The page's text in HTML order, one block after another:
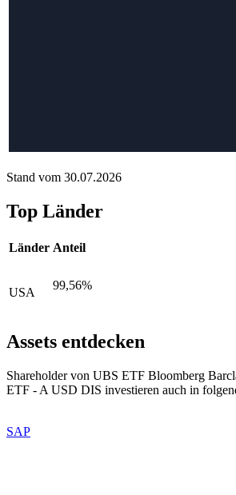
Stand vom 30.07.2026
Top Länder
Länder Anteil
USA
99,56%
Assets entdecken
Shareholder von UBS ETF Bloomberg
ETF - A USD DIS investieren auch in
SAP